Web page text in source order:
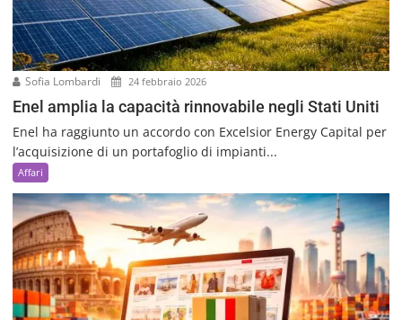
Sofia Lombardi 24 febbraio 2026
Enel amplia la capacità rinnovabile negli Stati Uniti
Enel ha raggiunto un accordo con Excelsior Energy Capital per
l’acquisizione di un portafoglio di impianti...
Affari